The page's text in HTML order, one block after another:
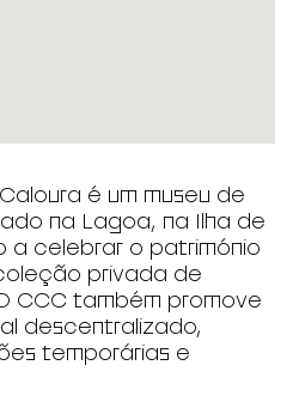
é um museu de
na Lagoa, na Ilha de
a celebrar o património
privada de
CCC também promove
descentralizado,
temporárias e